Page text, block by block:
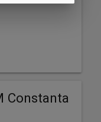
Constanta